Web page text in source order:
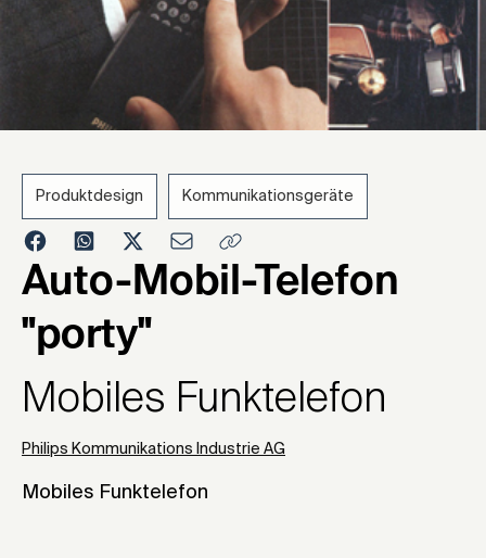
1989
Produktdesign Kommunikationsgeräte
Auto-Mobil-Telefon
"porty"
Mobiles Funktelefon
Philips Kommunikations Industrie AG
Mobiles Funktelefon